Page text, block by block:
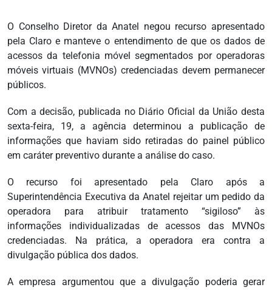
O Conselho Diretor da Anatel negou recurso apresentado
pela Claro e manteve o entendimento de que os dados de
acessos da telefonia móvel segmentados por operadoras
móveis virtuais (MVNOs) credenciadas devem permanecer
públicos.
Com a decisão, publicada no Diário Oficial da União desta
sexta-feira, 19, a agência determinou a publicação de
informações que haviam sido retiradas do painel público
em caráter preventivo durante a análise do caso.
O recurso foi apresentado pela Claro após a
Superintendência Executiva da Anatel rejeitar um pedido da
operadora para atribuir tratamento “sigiloso” às
informações individualizadas de acessos das MVNOs
credenciadas. Na prática, a operadora era contra a
divulgação pública dos dados.
A empresa argumentou que a divulgação poderia gerar